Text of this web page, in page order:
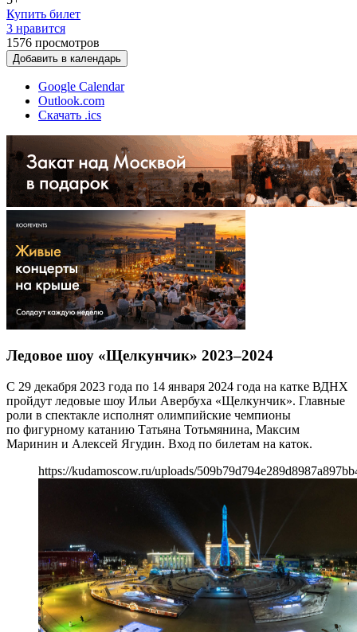
Купить билет
3 нравится
1576 просмотров
Добавить в календарь
Google Calendar
Outlook.com
Скачать .ics
Ледовое шоу «Щелкунчик» 2023–2024
С 29 декабря 2023 года по 14 января 2024 года на катке ВДНХ
пройдут ледовые шоу Ильи Авербуха «Щелкунчик». Главные
роли в спектакле исполнят олимпийские чемпионы
по фигурному катанию Татьяна Тотьмянина, Максим
Маринин и Алексей Ягудин. Вход по билетам на каток.
https://kudamoscow.ru/uploads/